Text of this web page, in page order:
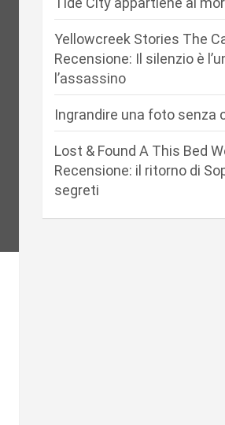
Yellowcreek Stories The
Recensione: Il silenzio è
l’assassino
Ingrandire una foto senza
Lost & Found A This Bed
Recensione: il ritorno di
segreti